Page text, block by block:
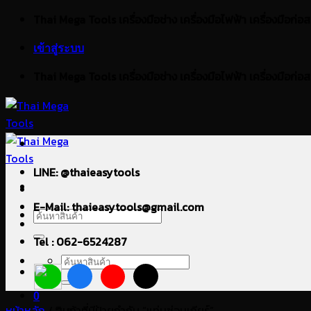
เข้าสู่ระบบ
ค้นหา:
ค้นหา:
0
LINE: @thaieasytools
E-Mail: thaieasytools@gmail.com
Tel : 062-6524287